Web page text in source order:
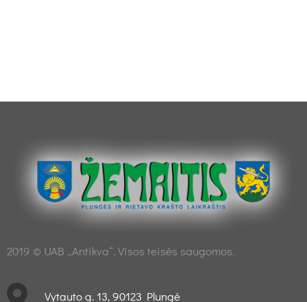
2019 © UAB „Antikva“. Visos teisės saugomos.
Vytauto g. 13, 90123 Plungė